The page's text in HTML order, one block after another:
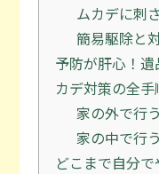
ムカデに刺
簡易駆除と
予防が肝心！
カデ対策の全手
家の外で行
家の中で行
どこまで自分